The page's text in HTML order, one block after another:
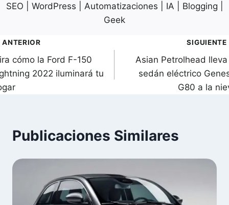
SEO | WordPress | Automatizaciones | IA | Blogging |
Geek
ANTERIOR
cómo la Ford F-150
2022 iluminará tu
SIGUIENTE
Asian Petrolhead
sedán eléctrico
G80 a la
Publicaciones Similares